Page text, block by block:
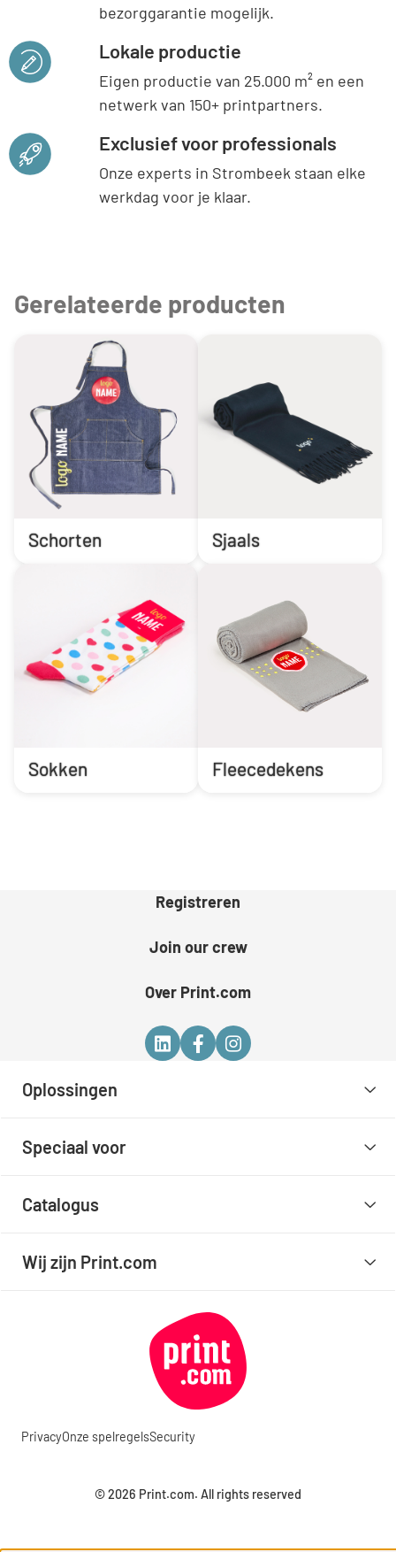
bezorggarantie mogelijk.
Lokale productie
Eigen productie van 25.000 m² en een
netwerk van 150+ printpartners.
Exclusief voor professionals
Onze experts in Strombeek staan elke
werkdag voor je klaar.
Gerelateerde producten
Schorten Sjaals
Sokken Fleecedekens
Registreren
Join our crew
Over Print.com
Oplossingen
Speciaal voor
Catalogus
Wij zijn Print.com
© 2026 Print.com. All rights reserved
PrivacyOnze spelregelsSecurity